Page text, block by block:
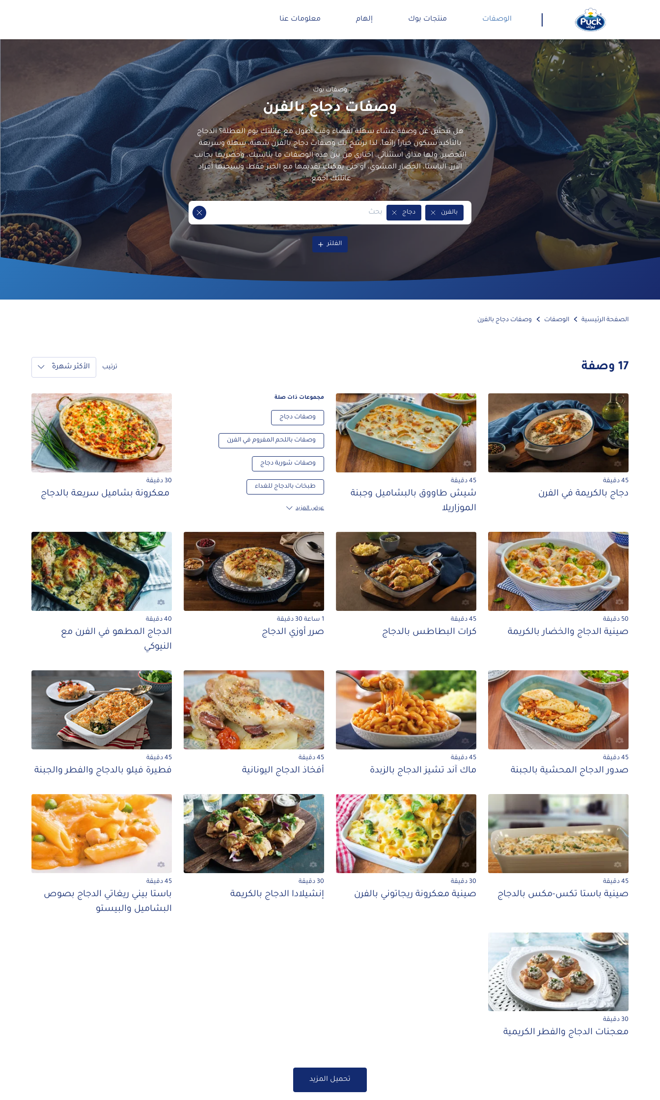
الوصفات منتجات بوك إلهام معلومات عنا
وصفات بوك
وصفات دجاج بالفرن
هل تبحثين عن وصفة عشاء سهلة لقضاء وقت أطول مع عائلتك يوم العطلة؟ الدجاج
بالتأكيد سيكون خياراً رائعاً، لذا نرشح لكِ وصفات دجاج بالفرن شهية، سهلة وسريعة
التحضير، ولها مذاق استثنائي، اختاري من بين هذه الوصفات ما يناسبك، وحضريها بجانب
الأرز، الباستا، الخضار المشوي، أو حتى يمكنك تقديمها مع الخبز فقط، وسيحبها أفراد
عائلتك أجمع.
بالفرن
Remove Tag
دجاج
Remove Tag
الفلتر
الصفحة الرئيسية الوصفات وصفات دجاج بالفرن
17 وصفة ترتيب الأكثر شهرةً
45 دقيقة
دجاج بالكريمة في الفرن
45 دقيقة
شيش طاووق بالبشاميل وجبنة
الموزاريلا
مجموعات ذات صلة
وصفات دجاج
وصفات باللحم المفروم في الفرن
وصفات شوربة دجاج
طبخات بالدجاج للغداء
عرض المزيد
30 دقيقة
​​​ معكرونة بشاميل سريعة بالدجاج
50 دقيقة
صينية الدجاج والخضار بالكريمة
45 دقيقة
كرات البطاطس بالدجاج
1 ساعة 30 دقيقة
صرر أوزي الدجاج
40 دقيقة
الدجاج المطهو في الفرن مع
النيوكي
45 دقيقة
صدور الدجاج المحشية بالجبنة
45 دقيقة
ماك آند تشيز الدجاج بالزبدة
45 دقيقة
أفخاذ الدجاج اليونانية
45 دقيقة
فطيرة فيلو بالدجاج والفطر والجبنة
45 دقيقة
صينية باستا تكس-مكس بالدجاج
30 دقيقة
صينية معكرونة ريجاتوني بالفرن
30 دقيقة
إنشيلادا الدجاج بالكريمة
45 دقيقة
باستا بيني ريغاتي الدجاج بصوص
البشاميل والبيستو
30 دقيقة
معجنات الدجاج والفطر الكريمية
تحميل المزيد